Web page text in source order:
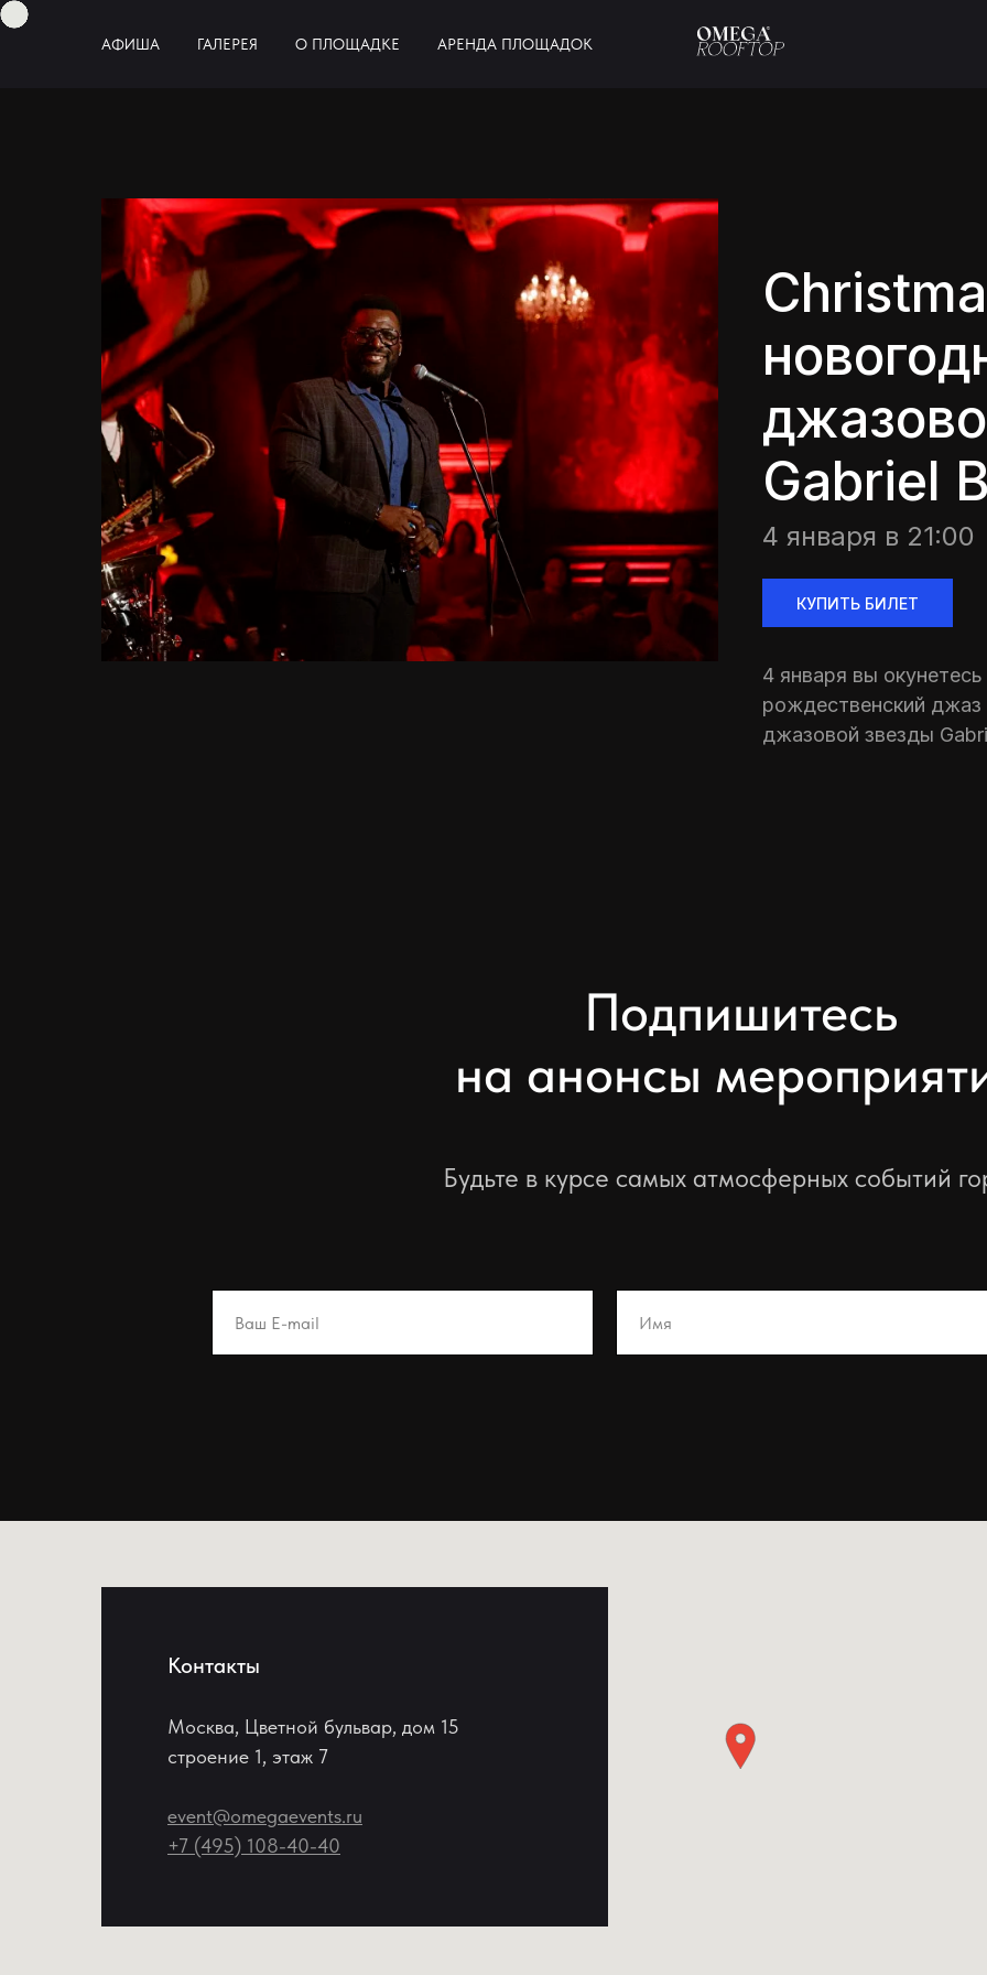
АФИША ГАЛЕРЕЯ О ПЛОЩАДКЕ АРЕНДА ПЛОЩАДОК
Gabriel
4 января в 21:00
КУПИТЬ БИЛЕТ
4 января вы
рождественский
джазовой звезды
Подпишитесь
на анонсы
Будьте в курсе самых атмосферных событий
Контакты
Москва, Цветной бульвар, дом 15
строение 1, этаж 7
event@omegaevents.ru
+7 (495) 108-40-40